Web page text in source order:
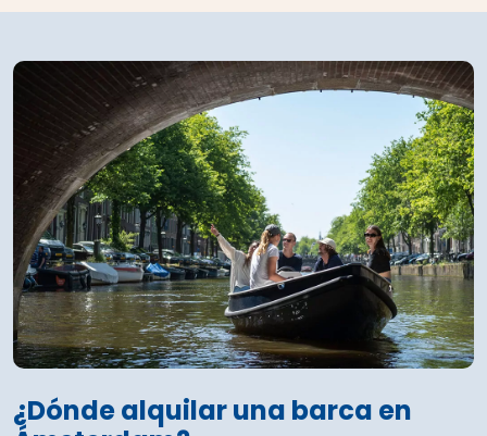
¿Dónde alquilar una barca en